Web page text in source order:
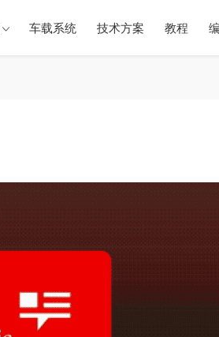
车载系统 技术方案 教程